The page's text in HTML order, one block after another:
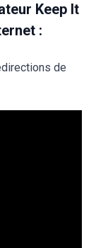
Keep It
:
de